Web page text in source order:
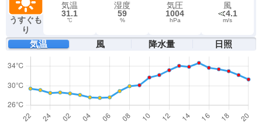
うすぐも
り
気温
31.1
℃
湿度
59
%
気圧
1004
hPa
風
4.1
m/s
気温 風 降水量 日照